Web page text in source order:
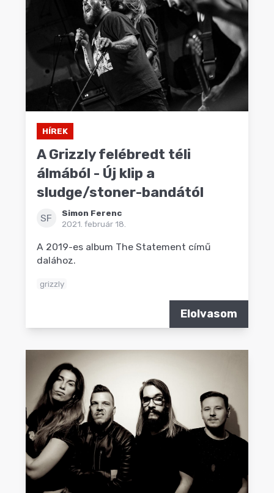
HÍREK
A Grizzly felébredt téli
álmából - Új klip a
sludge/stoner-bandától
SF
Simon Ferenc
2021. február 18.
A 2019-es album The Statement című
dalához.
grizzly
Elolvasom